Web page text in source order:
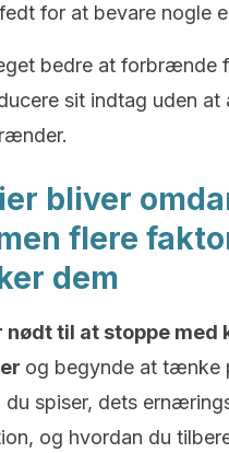
for at bevare nogle
bedre at forbrænde
sit indtag uden
bliver
flere
dem
nødt til at stoppe med
og begynde at tænke
du spiser, dets
og hvordan du